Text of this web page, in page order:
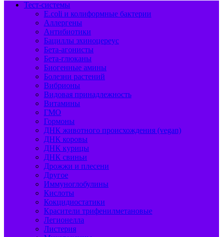
Тест-системы
E.coli и колиформные бактерии
Аллергены
Антибиотики
Бациллы эхиноцереус
Бета-агонисты
Бета-глюканы
Биогенные амины
Болезни растений
Вибрионы
Видовая принадлежность
Витамины
ГМО
Гормоны
ДНК животного происхождения (vegan)
ДНК коровы
ДНК курицы
ДНК свиньи
Дрожжи и плесени
Другое
Иммуноглобулины
Кислоты
Кокцидиостатики
Красители трифенилметановые
Легионелла
Листерия